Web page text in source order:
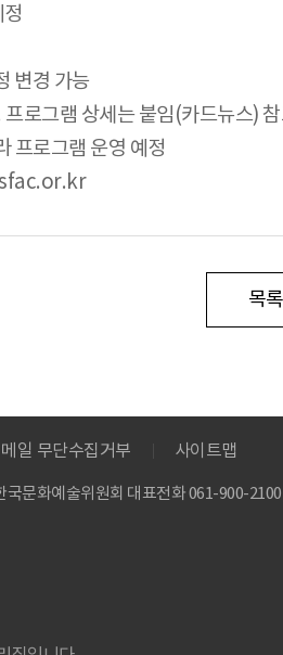
변경 가능
로그램 상세는 붙임(카드뉴스)
프로그램 운영 예정
목록
일 무단수집거부 사이트맵
국문화예술위원회 대표전화 061-900-